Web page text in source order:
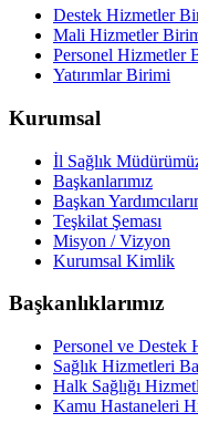
Destek Hizmetler
Mali Hizmetler
Personel Hizmetler
Yatırımlar Birimi
Kurumsal
İl Sağlık
Başkanlarımız
Başkan
Teşkilat Şeması
Misyon / Vizyon
Kurumsal Kimlik
Başkanlıklarımız
Personel ve Destek
Sağlık Hizmetleri
Halk Sağlığı
Kamu Hastaneleri